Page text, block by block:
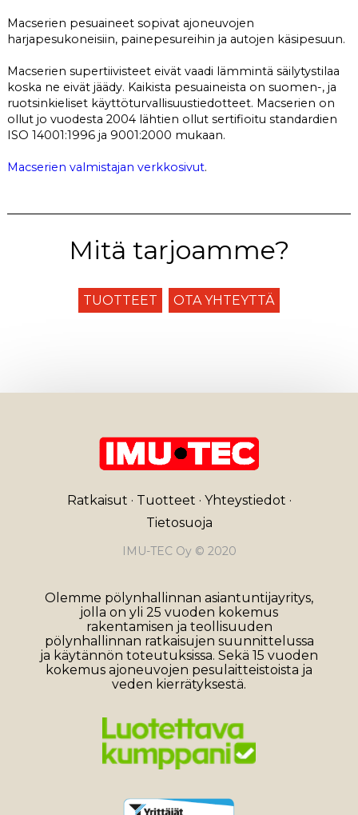
Macserien pesuaineet sopivat ajoneuvojen
harjapesukoneisiin, painepesureihin ja autojen käsipesuun.
Macserien supertiivisteet eivät vaadi lämmintä säilytystilaa
koska ne eivät jäädy. Kaikista pesuaineista on suomen-, ja
ruotsinkieliset käyttöturvallisuustiedotteet. Macserien on
ollut jo vuodesta 2004 lähtien ollut sertifioitu standardien
ISO 14001:1996 ja 9001:2000 mukaan.
Macserien valmistajan verkkosivut.
Mitä tarjoamme?
TUOTTEET OTA YHTEYTTÄ
Ratkaisut · Tuotteet · Yhteystiedot ·
Tietosuoja
IMU-TEC Oy © 2020
Olemme pölynhallinnan asiantuntijayritys,
jolla on yli 25 vuoden kokemus
rakentamisen ja teollisuuden
pölynhallinnan ratkaisujen suunnittelussa
ja käytännön toteutuksissa. Sekä 15 vuoden
kokemus ajoneuvojen pesulaitteistoista ja
veden kierrätyksestä.